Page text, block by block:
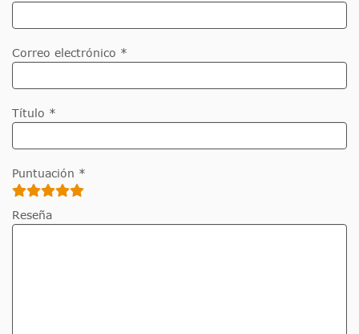
Correo electrónico *
Título *
Puntuación *
Reseña